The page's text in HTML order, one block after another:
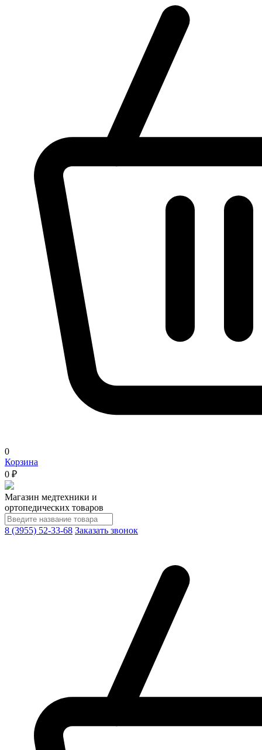
0
Корзина
0 ₽
Магазин медтехники и
ортопедических товаров
8 (3955) 52-33-68 Заказать звонок